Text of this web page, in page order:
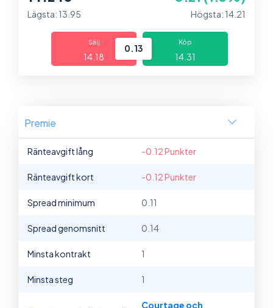
Lägsta: 13.95 Högsta: 14.21
Sälj
14.18
0.13
Köp
14.31
Premie
Ränteavgift lång -0.12 Punkter
Ränteavgift kort -0.12 Punkter
Spread minimum 0.11
Spread genomsnitt 0.14
Minsta kontrakt 1
Minsta steg 1
Courtage och